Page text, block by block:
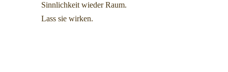
Sinnlichkeit wieder Raum.
Lass sie wirken.